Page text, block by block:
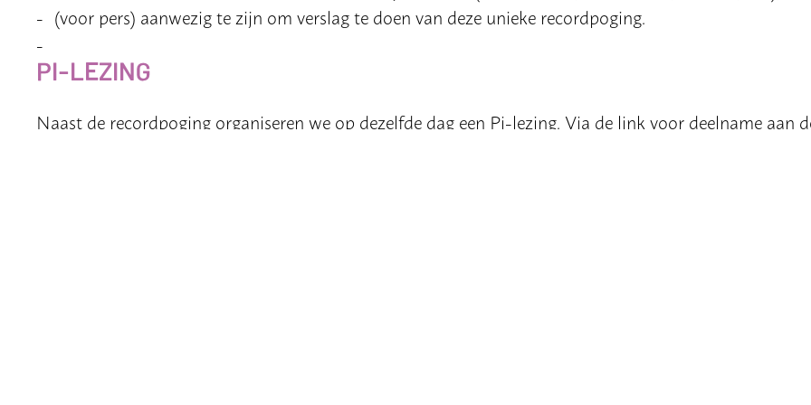
(voor pers) aanwezig te zijn om verslag te doen van deze unieke recordpoging.
PI-LEZING
Naast de recordpoging organiseren we op dezelfde dag een Pi-lezing. Via de link voor deelname aan